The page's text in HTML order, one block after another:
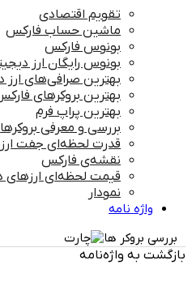
تقویم اقتصادی
ماشین حساب فارکس
بونوس فارکس
بونوس رایگان ارز
بهترین صرافی‌های ارز
بهترین بروکرهای فارکس
بهترین پراپ‌ فرم
بررسی و معرفی
قدرت لحظه‌ای جفت
نقشه‌ی فارکس
قیمت لحظه‌ای ارزهای
نمودار
واژه نامه
بررسی بروکر ها
بازگشت به واژه‌نامه